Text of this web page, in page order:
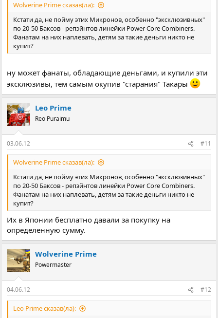
Wolverine Prime сказав(ла):
Кстати да, не пойму этих Микронов, особенно "эксклюзивных"
по 20-50 Баксов - репэйнтов линейки Power Core Combiners.
Фанатам на них наплевать, детям за такие деньги никто не
купит?
ну может фанаты, обладающие деньгами, и купили эти
эксклюзивы, тем самым окупив "старания" Такары
Leo Prime
Reo Puraimu
03.06.12 #11
Wolverine Prime сказав(ла):
Кстати да, не пойму этих Микронов, особенно "эксклюзивных"
по 20-50 Баксов - репэйнтов линейки Power Core Combiners.
Фанатам на них наплевать, детям за такие деньги никто не
купит?
Их в Японии бесплатно давали за покупку на
определенную сумму.
Wolverine Prime
Powermaster
04.06.12 #12
Leo Prime сказав(ла):